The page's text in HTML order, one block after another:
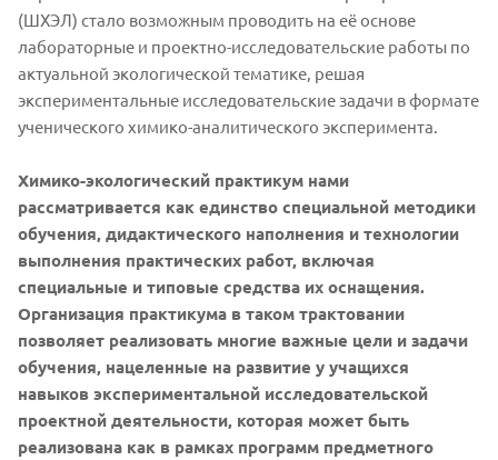
(ШХЭЛ) стало возможным проводить на её основе
лабораторные и проектно-исследовательские работы по
актуальной экологической тематике, решая
экспериментальные исследовательские задачи в формате
ученического химико-аналитического эксперимента.
Химико-экологический практикум нами
рассматривается как единство специальной методики
обучения, дидактического наполнения и технологии
выполнения практических работ, включая
специальные и типовые средства их оснащения.
Организация практикума в таком трактовании
позволяет реализовать многие важные цели и задачи
обучения, нацеленные на развитие у учащихся
навыков экспериментальной исследовательской
проектной деятельности, которая может быть
реализована как в рамках программ предметного